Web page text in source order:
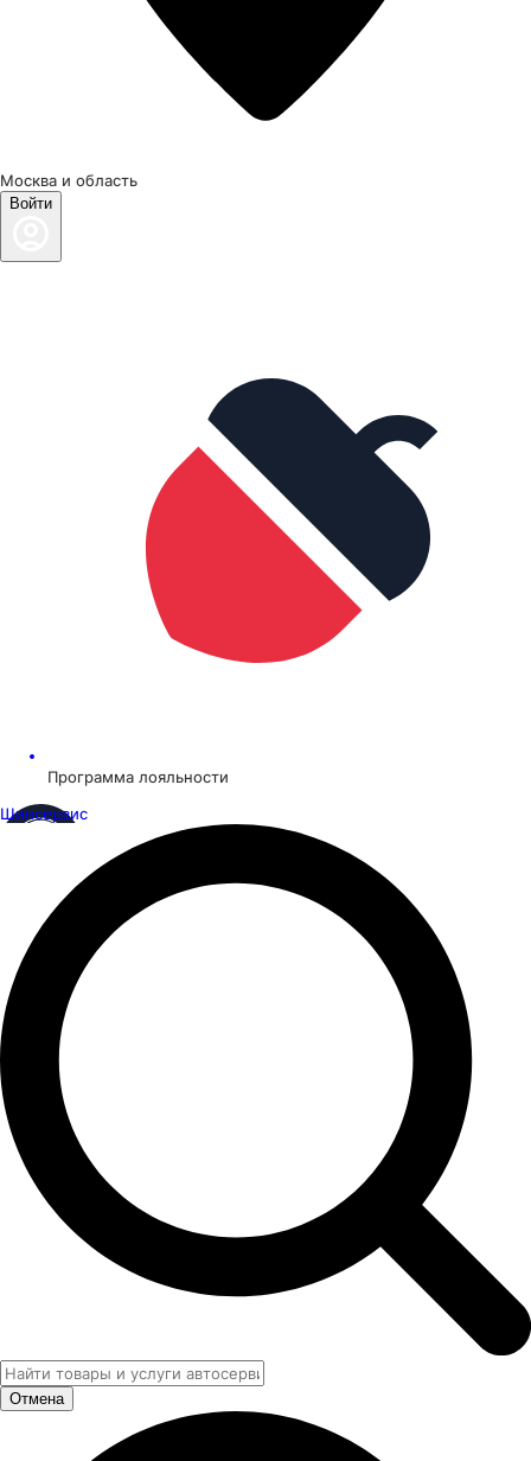
Москва и область
Войти
Программа лояльности
Шинсервис
Отмена